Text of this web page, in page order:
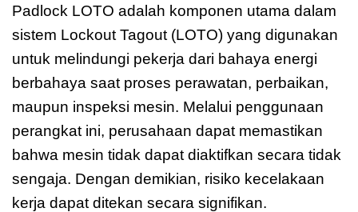
Padlock LOTO adalah komponen utama dalam
sistem Lockout Tagout (LOTO) yang digunakan
untuk melindungi pekerja dari bahaya energi
berbahaya saat proses perawatan, perbaikan,
maupun inspeksi mesin. Melalui penggunaan
perangkat ini, perusahaan dapat memastikan
bahwa mesin tidak dapat diaktifkan secara tidak
sengaja. Dengan demikian, risiko kecelakaan
kerja dapat ditekan secara signifikan.